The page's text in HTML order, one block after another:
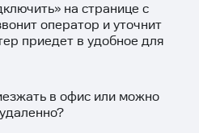
» на странице с
оператор и уточнит
приедет в удобное для
в офис или можно